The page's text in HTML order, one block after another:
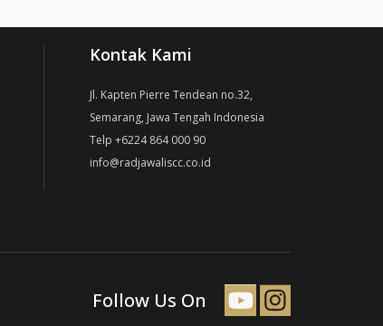
Kontak Kami
Jl. Kapten Pierre Tendean no.32,
Semarang, Jawa Tengah Indonesia
Telp +6224 864 000 90
info@radjawaliscc.co.id
Follow Us On